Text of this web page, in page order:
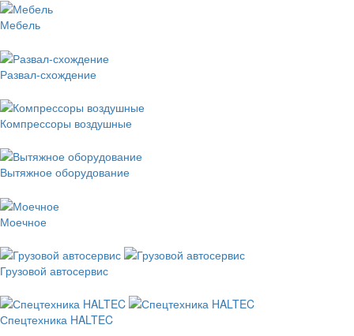
Мебель
Развал-схождение
Компрессоры воздушные
Вытяжное оборудование
Моечное
Грузовой автосервис
Спецтехника HALTEC